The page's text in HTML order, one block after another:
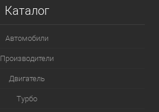
Каталог
Автомобили
Производители
Двигатель
Турбо